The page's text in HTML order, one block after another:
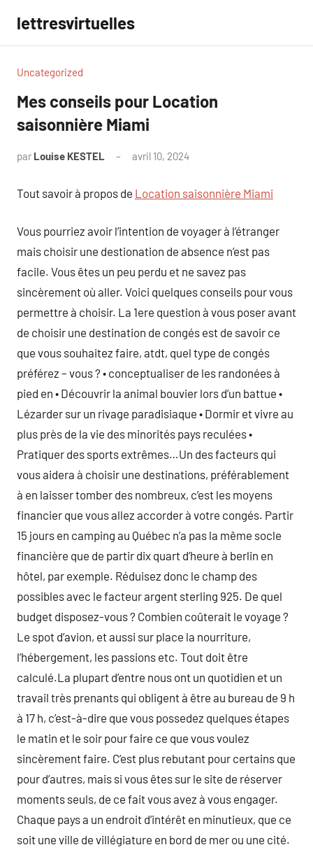
contenu
lettresvirtuelles
Uncategorized
Mes conseils pour Location
saisonnière Miami
par Louise KESTEL avril 10, 2024
Tout savoir à propos de Location saisonnière Miami
Vous pourriez avoir l’intention de voyager à l’étranger
mais choisir une destionation de absence n’est pas
facile. Vous êtes un peu perdu et ne savez pas
sincèrement où aller. Voici quelques conseils pour vous
permettre à choisir. La 1ere question à vous poser avant
de choisir une destination de congés est de savoir ce
que vous souhaitez faire, atdt, quel type de congés
préférez – vous ? • conceptualiser de les randonées à
pied en • Découvrir la animal bouvier lors d’un battue •
Lézarder sur un rivage paradisiaque • Dormir et vivre au
plus près de la vie des minorités pays reculées •
Pratiquer des sports extrêmes…Un des facteurs qui
vous aidera à choisir une destinations, préférablement
à en laisser tomber des nombreux, c’est les moyens
financier que vous allez accorder à votre congés. Partir
15 jours en camping au Québec n’a pas la même socle
financière que de partir dix quart d’heure à berlin en
hôtel, par exemple. Réduisez donc le champ des
possibles avec le facteur argent sterling 925. De quel
budget disposez-vous ? Combien coûterait le voyage ?
Le spot d’avion, et aussi sur place la nourriture,
l’hébergement, les passions etc. Tout doit être
calculé.La plupart d’entre nous ont un quotidien et un
travail très prenants qui obligent à être au bureau de 9 h
à 17 h, c’est-à-dire que vous possedez quelques étapes
le matin et le soir pour faire ce que vous voulez
sincèrement faire. C’est plus rebutant pour certains que
pour d’autres, mais si vous êtes sur le site de réserver
moments seuls, de ce fait vous avez à vous engager.
Chaque pays a un endroit d’intérêt en minutieux, que ce
soit une ville de villégiature en bord de mer ou une cité.